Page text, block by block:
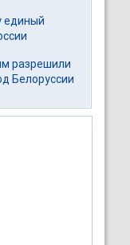
единый
разрешили
Белоруссии